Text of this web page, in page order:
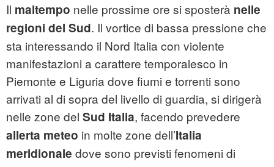
Il maltempo nelle prossime ore si sposterà nelle
regioni del Sud. Il vortice di bassa pressione che
sta interessando il Nord Italia con violente
manifestazioni a carattere temporalesco in
Piemonte e Liguria dove fiumi e torrenti sono
arrivati al di sopra del livello di guardia, si dirigerà
nelle zone del Sud Italia, facendo prevedere
allerta meteo in molte zone dell’Italia
meridionale dove sono previsti fenomeni di